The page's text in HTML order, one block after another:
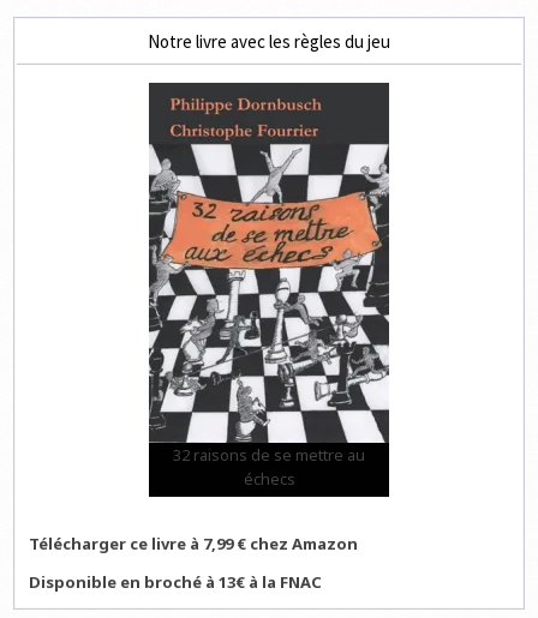
Notre livre avec les règles du jeu
32 raisons de se mettre au
échecs
Télécharger ce livre à 7,99 € chez Amazon
Disponible en broché à 13€ à la FNAC